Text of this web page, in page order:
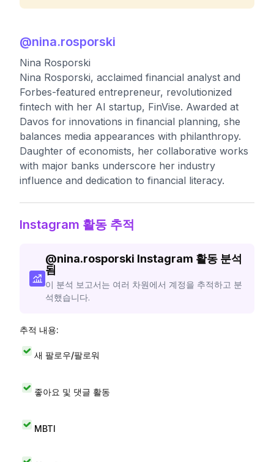
@nina.rosporski
Nina Rosporski
Nina Rosporski, acclaimed financial analyst and
Forbes-featured entrepreneur, revolutionized
fintech with her AI startup, FinVise. Awarded at
Davos for innovations in financial planning, she
balances media appearances with philanthropy.
Daughter of economists, her collaborative works
with major banks underscore her industry
influence and dedication to financial literacy.
Instagram 활동 추적
@nina.rosporski Instagram 활동 분석
됨
이 분석 보고서는 여러 차원에서 계정을 추적하고 분
석했습니다.
추적 내용:
새 팔로우/팔로워
좋아요 및 댓글 활동
MBTI